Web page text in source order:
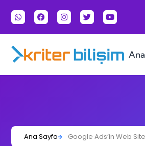
Ana Sayfa Google Ads’in Web